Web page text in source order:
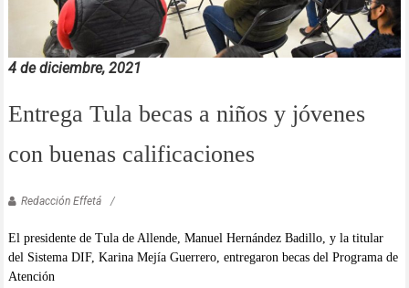
4 de diciembre, 2021
Entrega Tula becas a niños y jóvenes
con buenas calificaciones
Redacción Effetá
El presidente de Tula de Allende, Manuel Hernández Badillo, y la titular
del Sistema DIF, Karina Mejía Guerrero, entregaron becas del Programa de
Atención